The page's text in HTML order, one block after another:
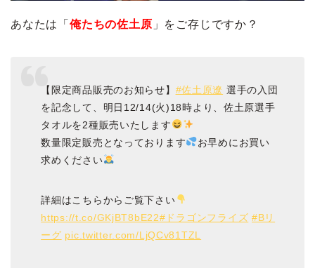
あなたは「 俺たちの佐土原 」をご存じですか？
【限定商品販売のお知らせ】 #佐土原遼 選手の入団
を記念して、明日12/14(火)18時より、佐土原選手
タオルを2種販売いたします
数量限定販売となっております
お早めにお買い
求めください
詳細はこちらからご覧下さい
https://t.co/GKjBT8bE22#ドラゴンフライズ #Bリ
ーグ pic.twitter.com/LjQCv81TZL